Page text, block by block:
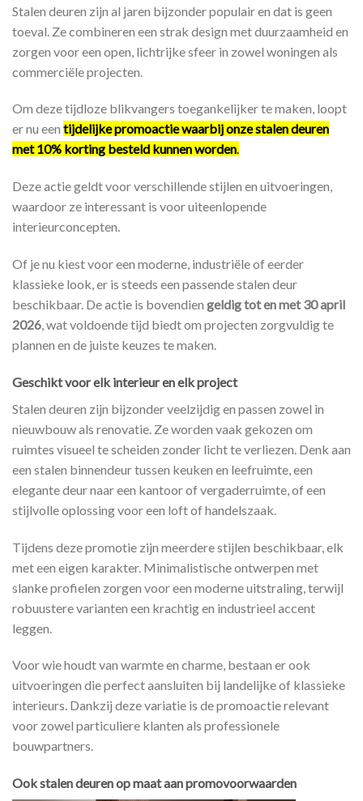
Stalen deuren zijn al jaren bijzonder populair en dat is geen
toeval. Ze combineren een strak design met duurzaamheid en
zorgen voor een open, lichtrijke sfeer in zowel woningen als
commerciële projecten.
Om deze tijdloze blikvangers toegankelijker te maken, loopt
er nu een tijdelijke promoactie waarbij onze stalen deuren
met 10% korting besteld kunnen worden.
Deze actie geldt voor verschillende stijlen en uitvoeringen,
waardoor ze interessant is voor uiteenlopende
interieurconcepten.
Of je nu kiest voor een moderne, industriële of eerder
klassieke look, er is steeds een passende stalen deur
beschikbaar. De actie is bovendien geldig tot en met 30 april
2026, wat voldoende tijd biedt om projecten zorgvuldig te
plannen en de juiste keuzes te maken.
Geschikt voor elk interieur en elk project
Stalen deuren zijn bijzonder veelzijdig en passen zowel in
nieuwbouw als renovatie. Ze worden vaak gekozen om
ruimtes visueel te scheiden zonder licht te verliezen. Denk aan
een stalen binnendeur tussen keuken en leefruimte, een
elegante deur naar een kantoor of vergaderruimte, of een
stijlvolle oplossing voor een loft of handelszaak.
Tijdens deze promotie zijn meerdere stijlen beschikbaar, elk
met een eigen karakter. Minimalistische ontwerpen met
slanke profielen zorgen voor een moderne uitstraling, terwijl
robuustere varianten een krachtig en industrieel accent
leggen.
Voor wie houdt van warmte en charme, bestaan er ook
uitvoeringen die perfect aansluiten bij landelijke of klassieke
interieurs. Dankzij deze variatie is de promoactie relevant
voor zowel particuliere klanten als professionele
bouwpartners.
Ook stalen deuren op maat aan promovoorwaarden